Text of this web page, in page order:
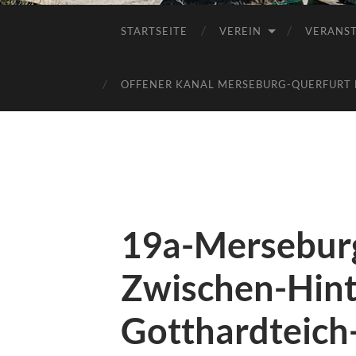
STARTSEITE VEREIN
OFFENER KANAL MERSEBURG-QUERFURT
19a-
Zwischen-